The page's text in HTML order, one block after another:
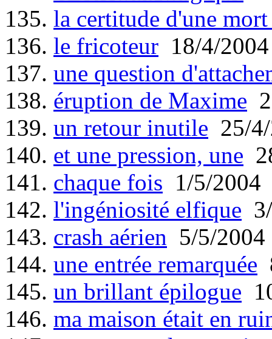
135. la certitude d'une
136. le fricoteur 18/4/2004
137. une question
138. éruption de Maxime
139. un retour inutile 25/
140. et une pression, une
141. chaque fois 1/5/2004
142. l'ingéniosité elfique
143. crash aérien 5/5/2004
144. une entrée remarquée
145. un brillant épilogue
146. ma maison était en